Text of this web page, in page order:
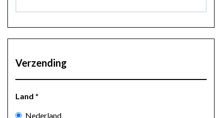
Verzending
Land *
Nederland